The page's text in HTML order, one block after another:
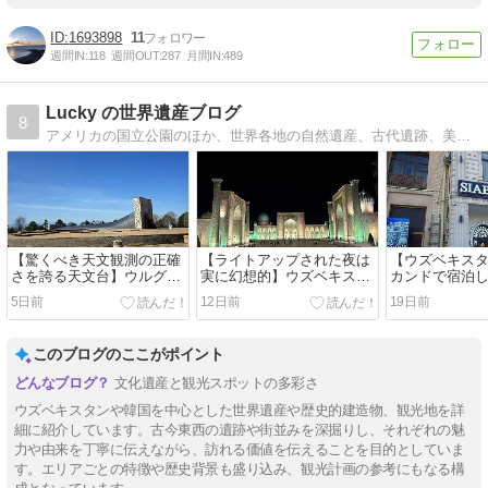
1693898 11
週間IN:118 週間OUT:287 月間IN:489
8
Lucky の世界遺産ブログ
【驚くべき天文観測の正確
さを誇る天文台】ウルグベ
ク天文台跡 (Ulughbek's
Observatory)
5日前
【ライトアップされた夜は
実に幻想的】ウズベキスタ
ンを象徴する観光名所「レ
ギスタン広場」(Registan
Square)
12日前
【ウズベキス
カンドで宿泊
のホテル】シ
ックホテル
Hotel)
19日前
このブログのここがポイント
文化遺産と観光スポットの多彩さ
ウズベキスタンや韓国を中心とした世界遺産や歴史的建造物、観光地を詳
細に紹介しています。古今東西の遺跡や街並みを深掘りし、それぞれの魅
力や由来を丁寧に伝えながら、訪れる価値を伝えることを目的としていま
す。エリアごとの特徴や歴史背景も盛り込み、観光計画の参考にもなる構